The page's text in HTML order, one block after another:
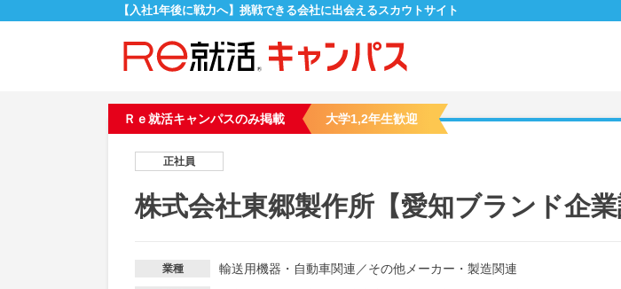
【入社1年後に戦力へ】挑戦できる会社に出会えるスカウトサイト
Ｒｅ就活キャンパスのみ掲載 大学1,2年生歓迎
正社員
株式会社東郷製作所【愛知ブランド企業
業種 輸送用機器・自動車関連 ／その他メーカー・製造関連